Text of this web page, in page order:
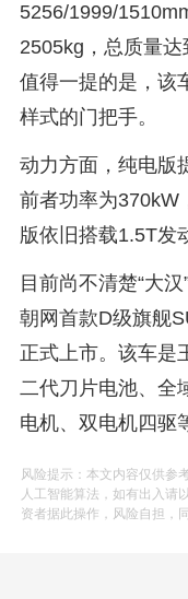
5256/1999/
2505kg，总质量达
值得一提的是，该
样式的门把手。
动力方面，纯电版
前者功率为370kW
版依旧搭载1.5T发
目前尚不清楚“大
朝网首款D级旗舰
正式上市。该车是
二代刀片电池、全
电机、双电机四驱
风险提示：本文内容仅供参
人工智能算法，如有出入请
资者据此操作，风险自担，